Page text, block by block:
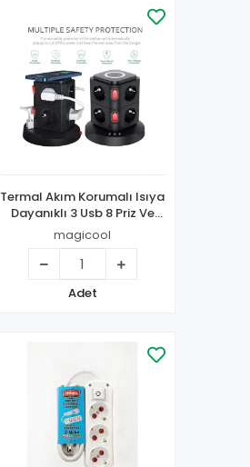
Termal Akım Korumalı Isıya
Dayanıklı 3 Usb 8 Priz Ve
Wireless Kablosuz Şarj 2.4
Amper Kablolu Priz
magicool
Adet